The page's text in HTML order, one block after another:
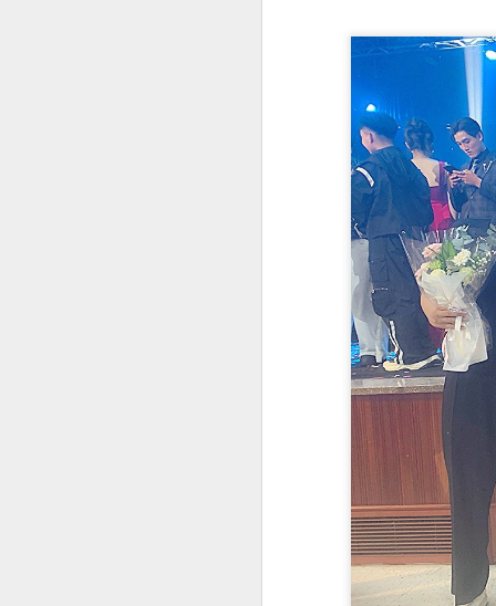
Cộng đồng mạng đang không khỏi
trầm trồ trước loạt ảnh đời thường
rạng rỡ của Huệ Anh – ái nữ nhà
cựu danh thủ bóng chuyền Kim
Huệ. Ở tuổi 17, cô nàng khiến
người đối diện "tan chảy" bởi
gương mặt thanh tú, làn da không
tì vết và thần thái cuốn hút được
thừa hưởng trọn vẹn từ người mẹ
Á